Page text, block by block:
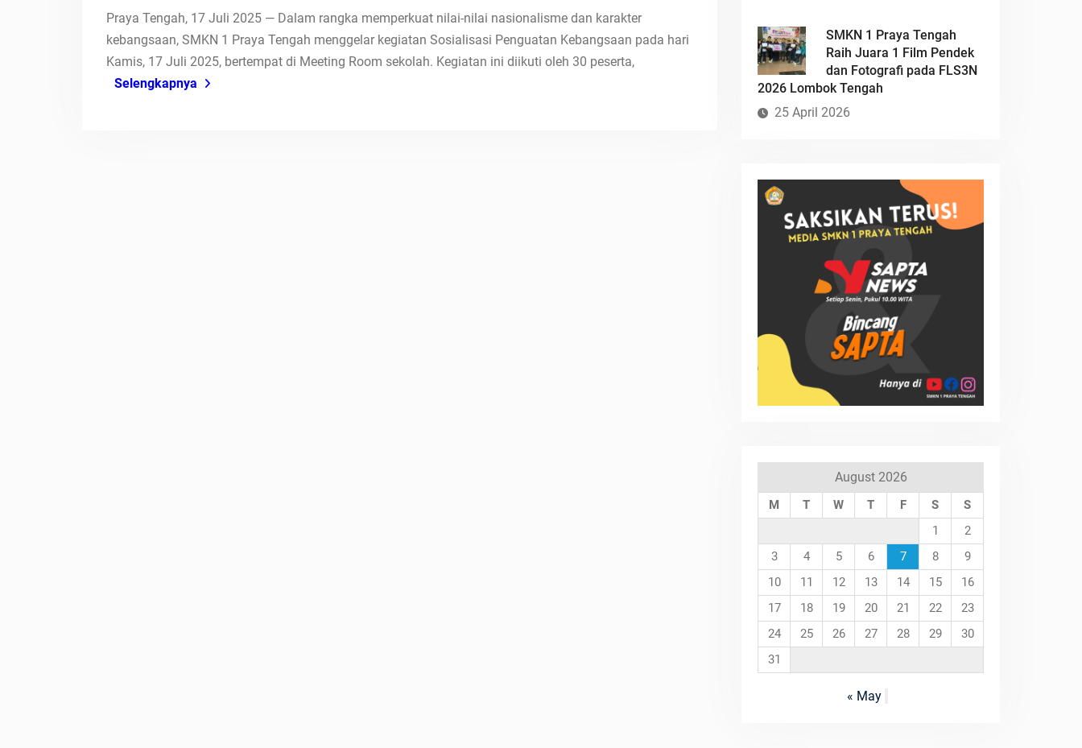
Praya Tengah, 17 Juli 2025 — Dalam rangka memperkuat nilai-nilai nasionalisme dan karakter
kebangsaan, SMKN 1 Praya Tengah menggelar kegiatan Sosialisasi Penguatan Kebangsaan pada hari
Kamis, 17 Juli 2025, bertempat di Meeting Room sekolah. Kegiatan ini diikuti oleh 30 peserta,
Selengkapnya
SMKN 1 Praya Tengah
Raih Juara 1 Film Pendek
dan Fotografi pada FLS3N
2026 Lombok Tengah
25 April 2026
August 2026
M T W T F S
S
1
2
3
4 5 6 7 8
9
10
11 12 13 14 15
16
17
18 19 20 21 22
23
24
25 26 27 28 29
30
31
« May